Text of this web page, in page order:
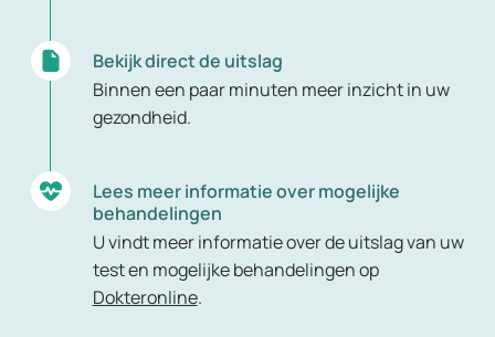
Bekijk direct de uitslag
Binnen een paar minuten meer inzicht in uw
gezondheid.
Lees meer informatie over mogelijke
behandelingen
U vindt meer informatie over de uitslag van uw
test en mogelijke behandelingen op
Dokteronline.